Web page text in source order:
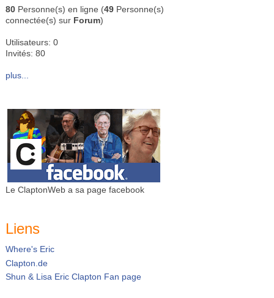
80 Personne(s) en ligne (49 Personne(s)
connectée(s) sur Forum)
Utilisateurs: 0
Invités: 80
plus...
Le ClaptonWeb a sa page facebook
Liens
Where's Eric
Clapton.de
Shun & Lisa Eric Clapton Fan page